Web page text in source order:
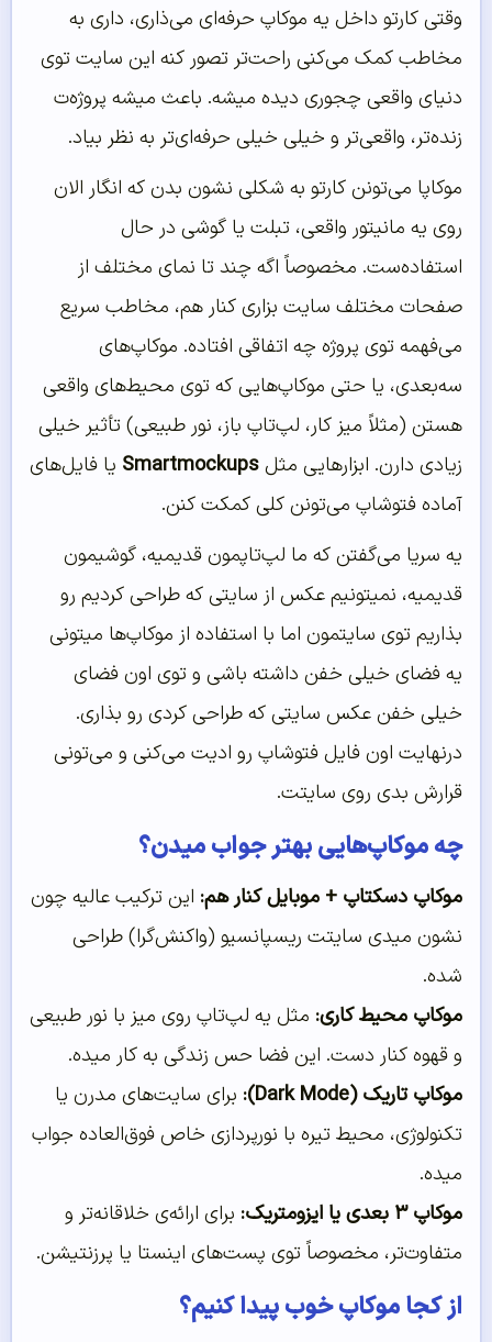
وقتی کارتو داخل یه موکاپ حرفه‌ای می‌ذاری، داری به
مخاطب کمک می‌کنی راحت‌تر تصور کنه این سایت توی
دنیای واقعی چجوری دیده میشه. باعث میشه پروژه‌ت
زنده‌تر، واقعی‌تر و خیلی خیلی حرفه‌ای‌تر به نظر بیاد.
موکاپا می‌تونن کارتو به شکلی نشون بدن که انگار الان
روی یه مانیتور واقعی، تبلت یا گوشی در حال
استفاده‌ست. مخصوصاً اگه چند تا نمای مختلف از
صفحات مختلف سایت بزاری کنار هم، مخاطب سریع
می‌فهمه توی پروژه چه اتفاقی افتاده. موکاپ‌های
سه‌بعدی، یا حتی موکاپ‌هایی که توی محیط‌های واقعی
هستن (مثلاً میز کار، لپ‌تاپ باز، نور طبیعی) تأثیر خیلی
زیادی دارن. ابزارهایی مثلSmartmockups یا فایل‌های
آماده فتوشاپ می‌تونن کلی کمکت کنن.
یه سریا می‌گفتن که ما لپ‌تاپمون قدیمیه، گوشیمون
قدیمیه، نمیتونیم عکس از سایتی که طراحی کردیم رو
بذاریم توی سایتمون اما با استفاده از موکاپ‌ها میتونی
یه فضای خیلی خفن داشته باشی و توی اون فضای
خیلی خفن عکس سایتی که طراحی کردی رو بذاری.
درنهایت اون فایل فتوشاپ رو ادیت می‌کنی و می‌تونی
قرارش بدی روی سایتت.
چه موکاپ‌هایی بهتر جواب میدن؟
موکاپ دسکتاپ + موبایل کنار هم: این ترکیب عالیه چون
نشون میدی سایتت ریسپانسیو (واکنش‌گرا) طراحی
شده.
موکاپ محیط کاری: مثل یه لپ‌تاپ روی میز با نور طبیعی
و قهوه کنار دست. این فضا حس زندگی به کار میده.
موکاپ تاریک (Dark Mode):
برای سایت‌های مدرن یا
تکنولوژی، محیط تیره با نورپردازی خاص فوق‌العاده جواب
میده.
موکاپ ۳ بعدی یا ایزومتریک:
برای ارائه‌ی خلاقانه‌تر و
متفاوت‌تر، مخصوصاً توی پست‌های اینستا یا پرزنتیشن.
از کجا موکاپ خوب پیدا کنیم؟